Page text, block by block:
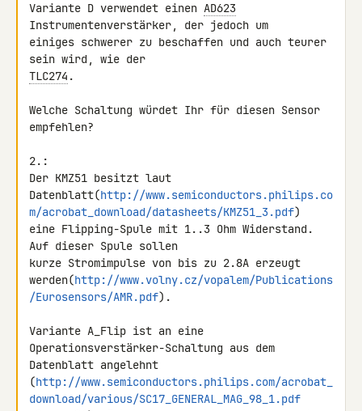
Variante D verwendet einen AD623
Instrumentenverstärker, der jedoch um
einiges schwerer zu beschaffen und auch teurer
TLC274 .
Welche Schaltung würdet Ihr für diesen Sensor
empfehlen?
2.:
Der KMZ51 besitzt laut
Datenblatt(http://www.semiconductors.philips.co
m/acrobat_download/datasheets/KMZ51_3.pdf)
eine Flipping-Spule mit 1..3 Ohm Widerstand.
Auf dieser Spule sollen
kurze Stromimpulse von bis zu 2.8A erzeugt
werden(http://www.volny.cz/vopalem/Publications
/Eurosensors/AMR.pdf).
Variante A_Flip ist an eine
Operationsverstärker-Schaltung aus dem
Datenblatt angelehnt
(http://www.semiconductors.philips.com/acrobat_
download/various/SC17_GENERAL_MAG_98_1.pdf